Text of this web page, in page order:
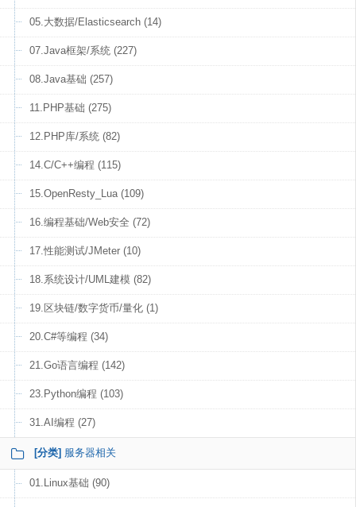
05.大数据/Elasticsearch (14)
07.Java框架/系统 (227)
08.Java基础 (257)
11.PHP基础 (275)
12.PHP库/系统 (82)
14.C/C++编程 (115)
15.OpenResty_Lua (109)
16.编程基础/Web安全 (72)
17.性能测试/JMeter (10)
18.系统设计/UML建模 (82)
19.区块链/数字货币/量化 (1)
20.C#等编程 (34)
21.Go语言编程 (142)
23.Python编程 (103)
31.AI编程 (27)
[分类] 服务器相关
01.Linux基础 (90)